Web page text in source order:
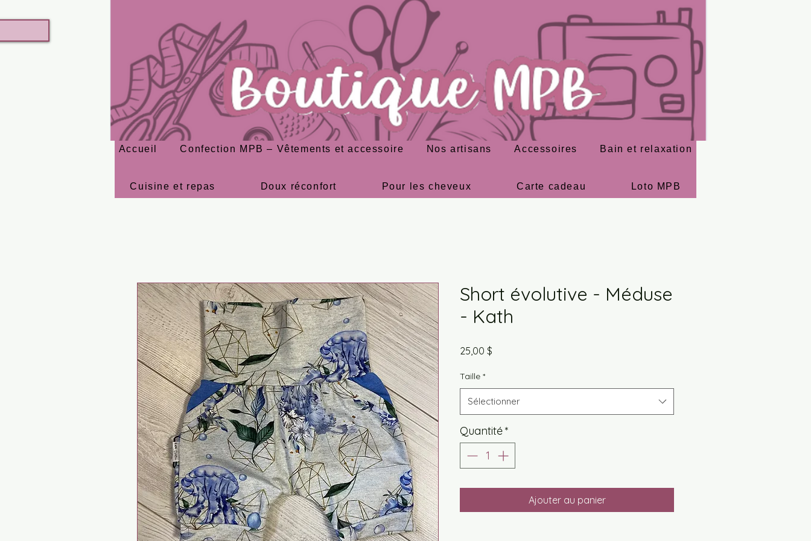
Accueil Confection MPB – Vêtements et accessoire Nos artisans Accessoires Bain et relaxation
Cuisine et repas Doux réconfort Pour les cheveux Carte cadeau Loto MPB
Short évolutive - Méduse
- Kath
25,00 $
Taille *
Sélectionner
Quantité*
Ajouter au panier